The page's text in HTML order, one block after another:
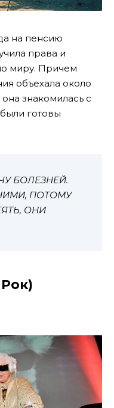
на пенсию
права и
миру. Причем
объехала около
знакомилась с
готовы
БОЛЕЗНЕЙ.
ПОТОМУ
ОНИ